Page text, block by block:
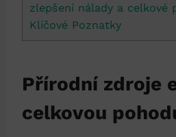
zlepšení nálady a celkové
Klíčové Poznatky
Přírodní zdroje
celkovou